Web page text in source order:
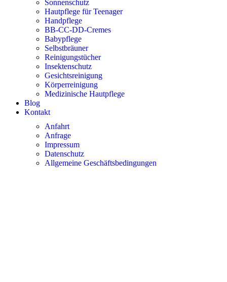
Sonnenschutz
Hautpflege für Teenager
Handpflege
BB-CC-DD-Cremes
Babypflege
Selbstbräuner
Reinigungstücher
Insektenschutz
Gesichtsreinigung
Körperreinigung
Medizinische Hautpflege
Blog
Kontakt
Anfahrt
Anfrage
Impressum
Datenschutz
Allgemeine Geschäftsbedingungen